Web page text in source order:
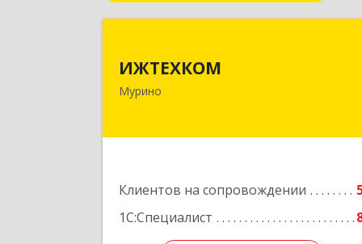
ИЖТЕХКОМ
Мурино
Клиентов на сопровождении
1С:Специалист